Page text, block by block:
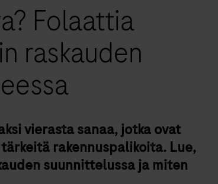
Folaattia
raskauden
vierasta sanaa, jotka ovat
rakennuspalikoita. Lue,
suunnittelussa ja miten